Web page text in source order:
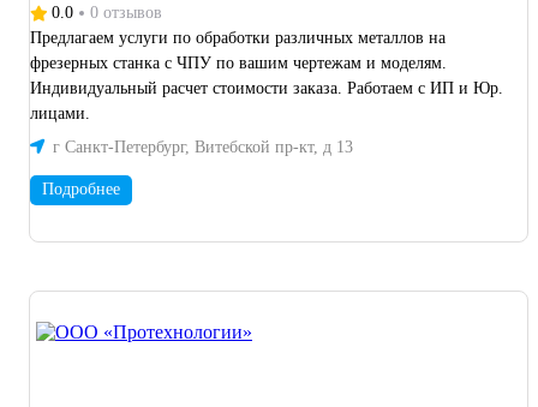
0.0
0 отзывов
Предлагаем услуги по обработки различных металлов на
фрезерных станка с ЧПУ по вашим чертежам и моделям.
Индивидуальный расчет стоимости заказа. Работаем с ИП и Юр.
лицами.
г Санкт-Петербург, Витебской пр-кт, д 13
Подробнее